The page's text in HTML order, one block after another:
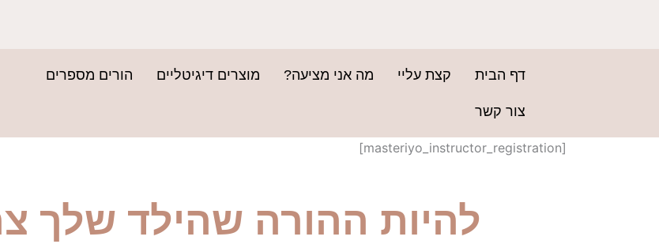
דף הבית קצת עליי מה אני מציעה? מוצרים דיגיטליים הורים מספרים
צור קשר
[masteriyo_instructor_registration]
להיות ההורה שהילד שלך